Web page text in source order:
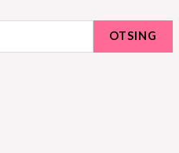
OTSING